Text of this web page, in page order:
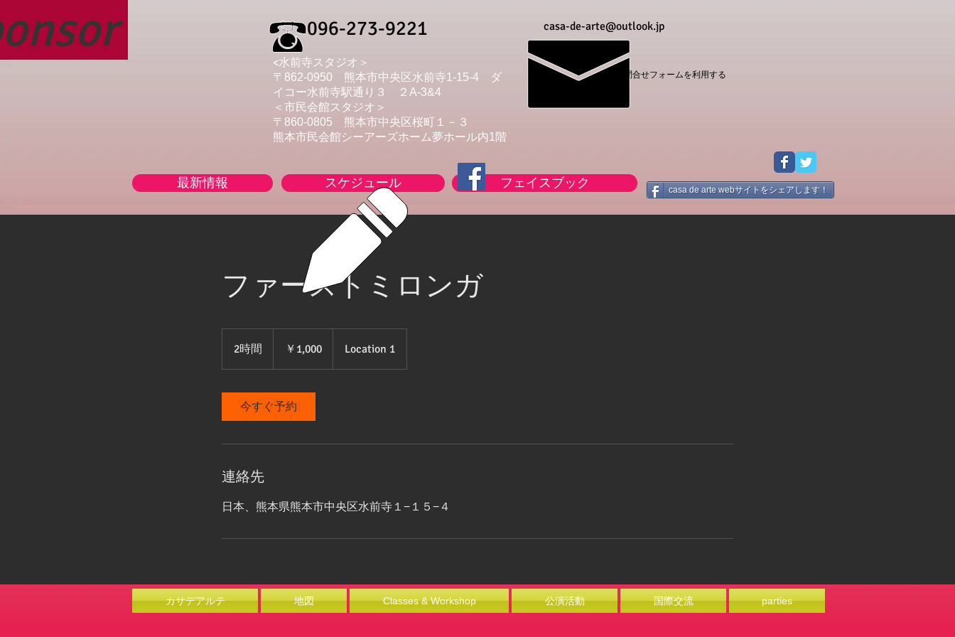
096-273-9221 casa-de-arte@outlook.jp
➡ 問合せフォームを利用する
<水前寺スタジオ＞​
〒862-0950 熊本市中央区水前寺1-15-4 ダ
イコー水前寺駅通り３ ２A-3&4
＜市民会館スタジオ＞
〒860-0805 熊本市中央区桜町１－３
​熊本市民会館シーアーズホーム夢ホール内1階
最新情報 スケジュール フェイスブック casa de arte webサイトをシェアします！
ファーストミロンガ
2時間
時
￥1,000 Location 1
今すぐ予約
連絡先
日本、熊本県熊本市中央区水前寺１−１５−４
カサデアルテ 地図 Classes & Workshop 公演活動 国際交流 parties